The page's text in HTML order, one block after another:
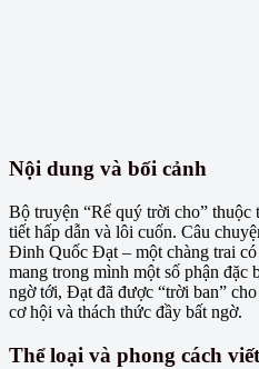
Nội dung và bối cảnh
Bộ truyện “Rể quý trời cho”
tiết hấp dẫn và lôi cuốn. Câu
Đinh Quốc Đạt – một chàng trai
mang trong mình một số phận đặc
ngờ tới, Đạt đã được “trời ban”
cơ hội và thách thức đầy bất ngờ.
Thể loại và phong cách viết